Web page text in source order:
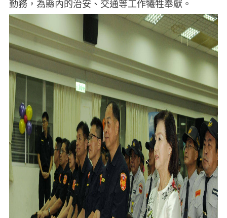
勤務，為縣內的治安、交通等工作犧牲奉獻。